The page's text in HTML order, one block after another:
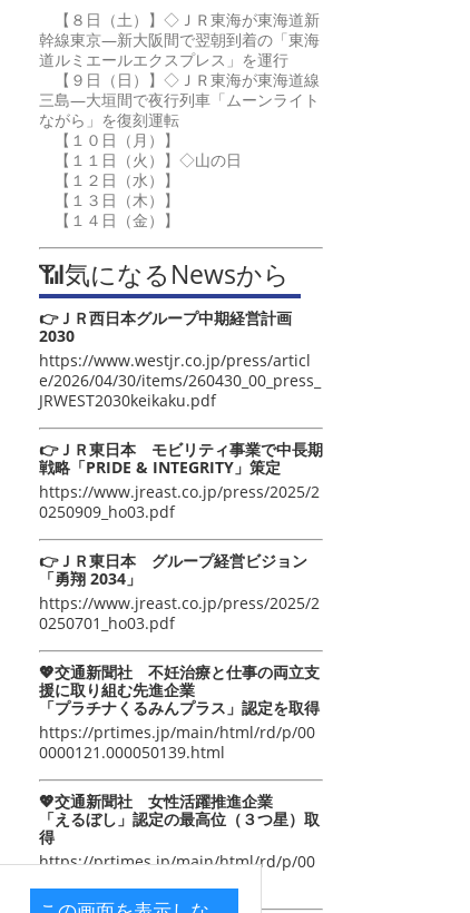
【８日（土）】◇ＪＲ東海が東海道新
幹線東京―新大阪間で翌朝到着の「東海
道ルミエールエクスプレス」を運行
【９日（日）】◇ＪＲ東海が東海道線
三島―大垣間で夜行列車「ムーンライト
ながら」を復刻運転
【１０日（月）】
【１１日（火）】◇山の日
【１２日（水）】
【１３日（木）】
【１４日（金）】
📶気になるNewsから
👉ＪＲ西日本グループ中期経営計画
2030
https://www.westjr.co.jp/press/articl
e/2026/04/30/items/260430_00_press_
JRWEST2030keikaku.pdf
👉ＪＲ東日本 モビリティ事業で中長期
戦略「PRIDE & INTEGRITY」策定
https://www.jreast.co.jp/press/2025/2
0250909_ho03.pdf
👉ＪＲ東日本 グループ経営ビジョン
「勇翔 2034」
https://www.jreast.co.jp/press/2025/2
0250701_ho03.pdf
💖交通新聞社 不妊治療と仕事の両立支
援に取り組む先進企業
「プラチナくるみんプラス」認定を取得
https://prtimes.jp/main/html/rd/p/00
0000121.000050139.html
💖交通新聞社 女性活躍推進企業
「えるぼし」認定の最高位（３つ星）取
得
https://prtimes.jp/main/html/rd/p/00